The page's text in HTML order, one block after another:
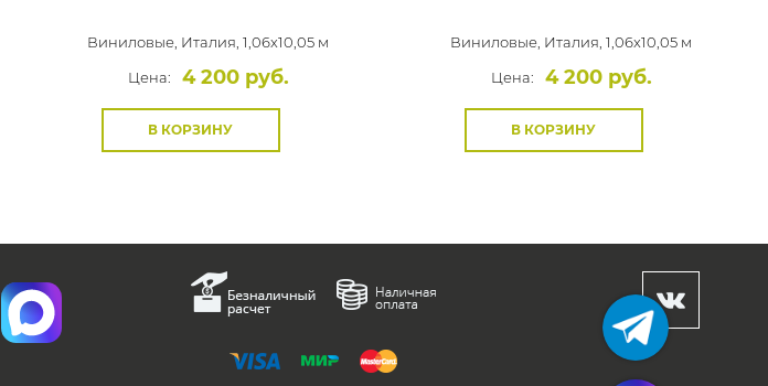
Виниловые, Италия, 1,06x10,05 м
Цена:
4 200 руб.
В КОРЗИНУ
Виниловые, Италия, 1,06x10,05 м
Цена:
4 200 руб.
В КОРЗИНУ